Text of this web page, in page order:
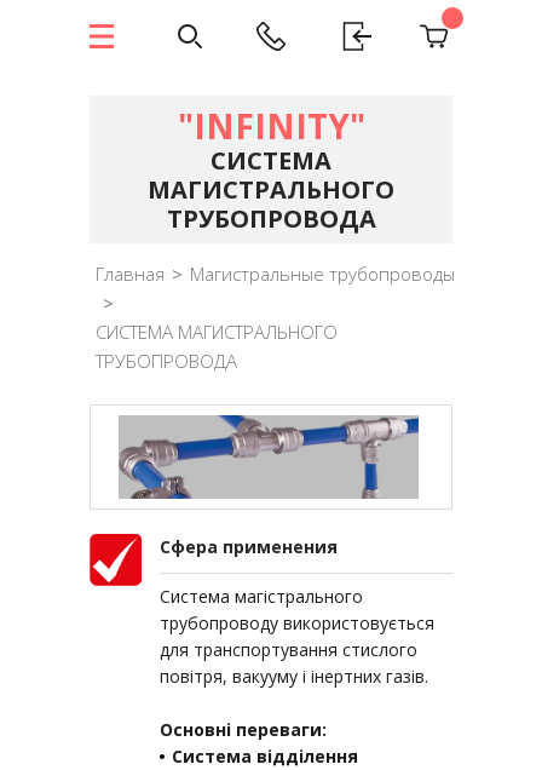
"INFINITY"
СИСТЕМА
МАГИСТРАЛЬНОГО
ТРУБОПРОВОДА
Главная > Магистральные трубопроводы
>
СИСТЕМА МАГИСТРАЛЬНОГО
ТРУБОПРОВОДА
Сфера применения
Система магістрального
трубопроводу використовується
для транспортування стислого
повітря, вакууму і інертних газів.
Основні переваги:
Система відділення